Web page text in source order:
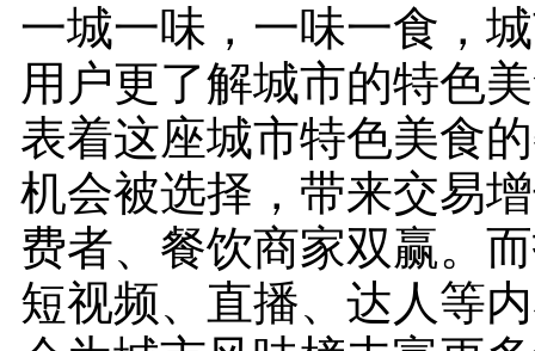
一城一味，一味一食，
用户更了解城市的特色
表着这座城市特色美食
机会被选择，带来交易
费者、餐饮商家双赢。
短视频、直播、达人等